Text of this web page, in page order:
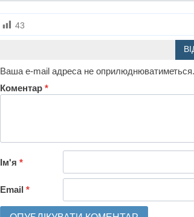
43
Ваша e-mail адреса не оприлюднюватиметься.
Коментар *
Ім'я *
Email *